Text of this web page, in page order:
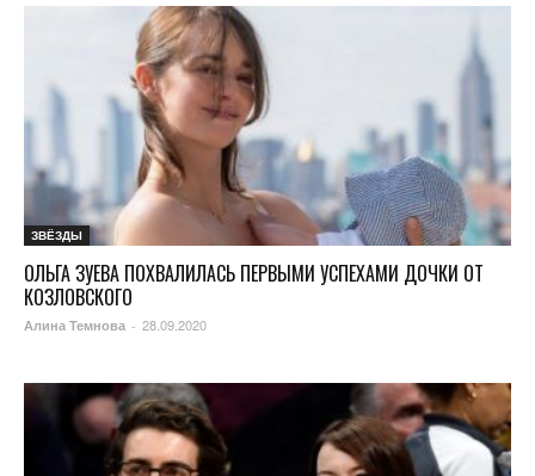
ЗВЁЗДЫ
ОЛЬГА ЗУЕВА ПОХВАЛИЛАСЬ ПЕРВЫМИ УСПЕХАМИ ДОЧКИ ОТ
КОЗЛОВСКОГО
Алина Темнова - 28.09.2020